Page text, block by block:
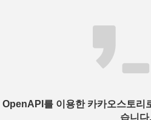
OpenAPI를 이용한 카카오스토리
습니다.